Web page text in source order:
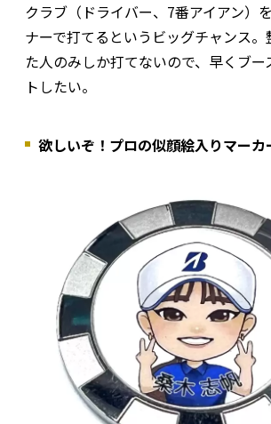
クラブ（ドライバー、7番アイアン）
ナーで打てるというビッグチャンス。
た人のみしか打てないので、早くブー
トしたい。
欲しいぞ！プロの似顔絵入りマーカ